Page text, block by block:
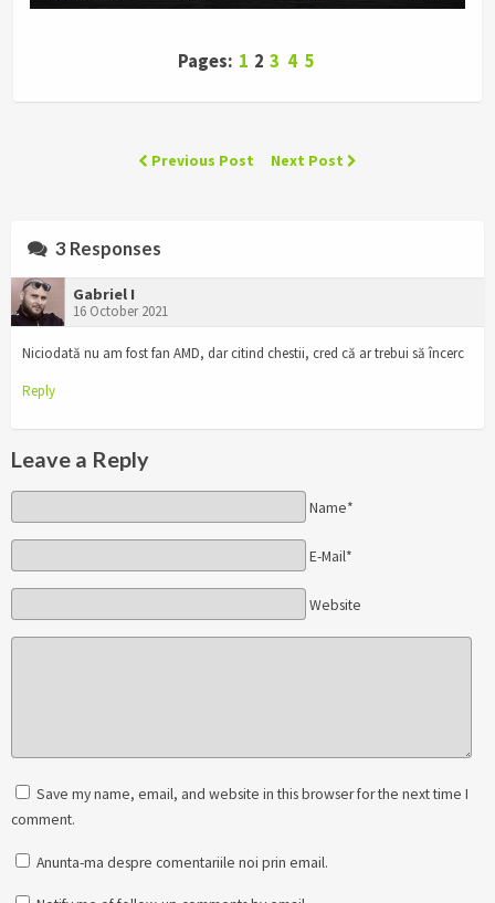
Pages: 1 2 3 4 5
Previous Post Next Post
3 Responses
Gabriel I
16 October 2021
Niciodată nu am fost fan AMD, dar citind chestii, cred că ar trebui să încerc
Reply
Leave a Reply
Name*
E-Mail*
Website
Save my name, email, and website in this browser for the next time I
comment.
Anunta-ma despre comentariile noi prin email.